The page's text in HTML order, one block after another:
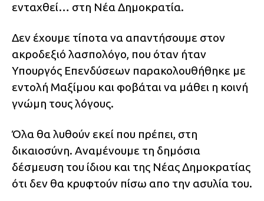
ενταχθεί… στη Νέα Δημοκρατία.
Δεν έχουμε τίποτα να απαντήσουμε στον
ακροδεξιό λασπολόγο, που όταν ήταν
Υπουργός Επενδύσεων παρακολουθήθηκε με
εντολή Μαξίμου και φοβάται να μάθει η κοινή
γνώμη τους λόγους.
Όλα θα λυθούν εκεί που πρέπει, στη
δικαιοσύνη. Αναμένουμε τη δημόσια
δέσμευση του ίδιου και της Νέας Δημοκρατίας
ότι δεν θα κρυφτούν πίσω απο την ασυλία του.